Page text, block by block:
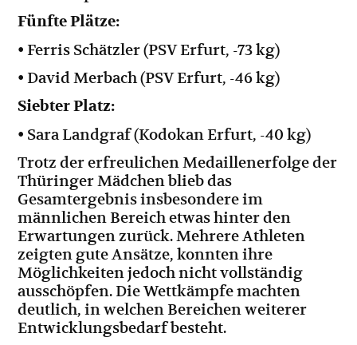
Fünfte Plätze:
• Ferris Schätzler (PSV Erfurt, -73 kg)
• David Merbach (PSV Erfurt, -46 kg)
Siebter Platz:
• Sara Landgraf (Kodokan Erfurt, -40 kg)
Trotz der erfreulichen Medaillenerfolge der
Thüringer Mädchen blieb das
Gesamtergebnis insbesondere im
männlichen Bereich etwas hinter den
Erwartungen zurück. Mehrere Athleten
zeigten gute Ansätze, konnten ihre
Möglichkeiten jedoch nicht vollständig
ausschöpfen. Die Wettkämpfe machten
deutlich, in welchen Bereichen weiterer
Entwicklungsbedarf besteht.